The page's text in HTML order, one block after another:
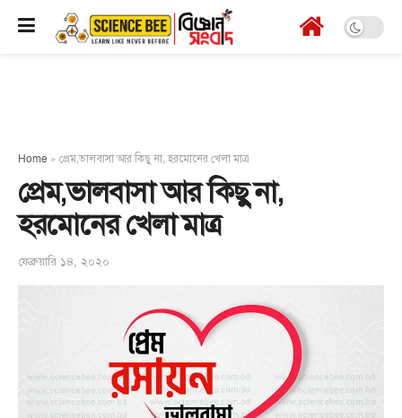
Home » প্রেম,ভালবাসা আর কিছু না, হরমোনের খেলা মাত্র
প্রেম,ভালবাসা আর কিছু না,
হরমোনের খেলা মাত্র
ফেব্রুয়ারি ১৪, ২০২০